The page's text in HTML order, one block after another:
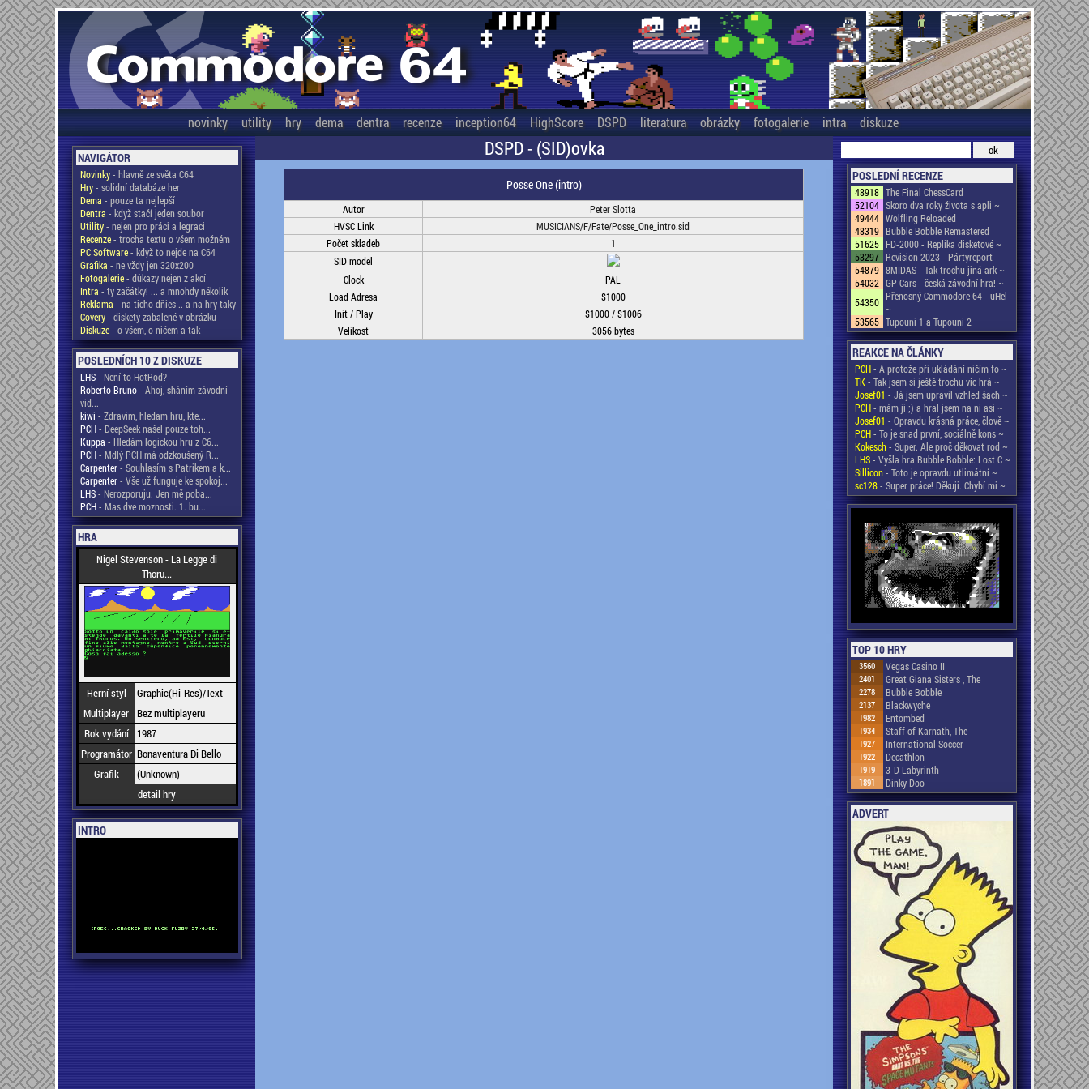
novinky utility hry dema dentra recenze inception64 HighScore DSPD literatura obrázky fotogalerie intra diskuze
NAVIGÁTOR
Novinky- hlavně ze světa C64
Hry- solidní databáze her
Dema - pouze ta nejlepší
Dentra - když stačí jeden soubor
Utility- nejen pro práci a legraci
Recenze- trocha textu o všem možném
PC Software- když to nejde na C64
Grafika - ne vždy jen 320x200
Fotogalerie- důkazy nejen z akcí
Intra - ty začátky! ... a mnohdy několik
Reklama - na ticho dňies .. a na hry taky
Covery- diskety zabalené v obrázku
Diskuze- o všem, o ničem a tak
POSLEDNÍCH 10 Z DISKUZE
LHS- Není to HotRod?
Roberto Bruno- Ahoj, sháním závodní
vid...
kiwi - Zdravim, hledam hru, kte...
PCH- DeepSeek našel pouze toh...
Kuppa - Hledám logickou hru z C6...
PCH- Mdlý PCH má odzkoušený R...
Carpenter- Souhlasím s Patrikem a k...
Carpenter- Vše už funguje ke spokoj...
LHS- Nerozporuju. Jen mě poba...
PCH- Mas dve moznosti. 1. bu...
HRA
Nigel Stevenson - La Legge di
Thoru...
Herní styl
Graphic(Hi-Res)/Text
Multiplayer Bez multiplayeru
Rok vydání
1987
Programátor Bonaventura Di Bello
Grafik
(Unknown)
detail hry
INTRO
DSPD - (SID)ovka
Posse One (intro)
Autor
Peter Slotta
HVSC Link
MUSICIANS/F/Fate/Posse_One_intro.sid
Počet skladeb
1
SID model
Clock
PAL
Load Adresa
$1000
Init / Play
$1000 / $1006
Velikost
3056 bytes
POSLEDNÍ RECENZE
48918 The Final ChessCard
52104 Skoro dva roky života s apli ~
49444 Wolfling Reloaded
48319 Bubble Bobble Remastered
51625 FD-2000 - Replika disketové ~
53297 Revision 2023 - Pártyreport
54879 8MIDAS - Tak trochu jiná ark ~
54032 GP Cars - česká závodní hra! ~
54350 Přenosný Commodore 64 - uHel
~
53565 Tupouni 1 a Tupouni 2
REAKCE NA ČLÁNKY
PCH- A protože při ukládání ničím fo ~
TK- Tak jsem si ještě trochu víc hrá ~
Josef01 - Já jsem upravil vzhled šach ~
PCH- mám ji ;) a hral jsem na ni asi ~
Josef01 - Opravdu krásná práce, člově ~
PCH- To je snad první, sociálně kons ~
Kokesch- Super. Ale proč děkovat rod ~
LHS- Vyšla hra Bubble Bobble: Lost C ~
Sillicon- Toto je opravdu utlimátní ~
sc128- Super práce! Děkuji. Chybí mi ~
TOP 10 HRY
3560 Vegas Casino II
2401 Great Giana Sisters , The
2278 Bubble Bobble
2137 Blackwyche
1982 Entombed
1934 Staff of Karnath, The
1927 International Soccer
1922 Decathlon
1919 3-D Labyrinth
1891 Dinky Doo
ADVERT